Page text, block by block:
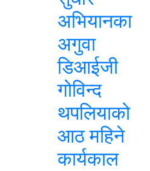
अभियानका
अगुवा
डिआईजी
गोविन्द
थपलियाको
आठ महिने
कार्यकाल